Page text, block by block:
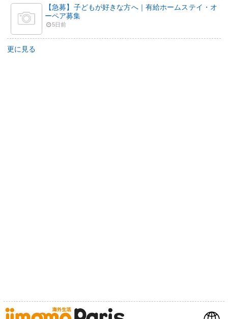
【急募】子どもが好きな方へ｜有給ホームステイ・オ
ーペア募集
5日前
更に見る